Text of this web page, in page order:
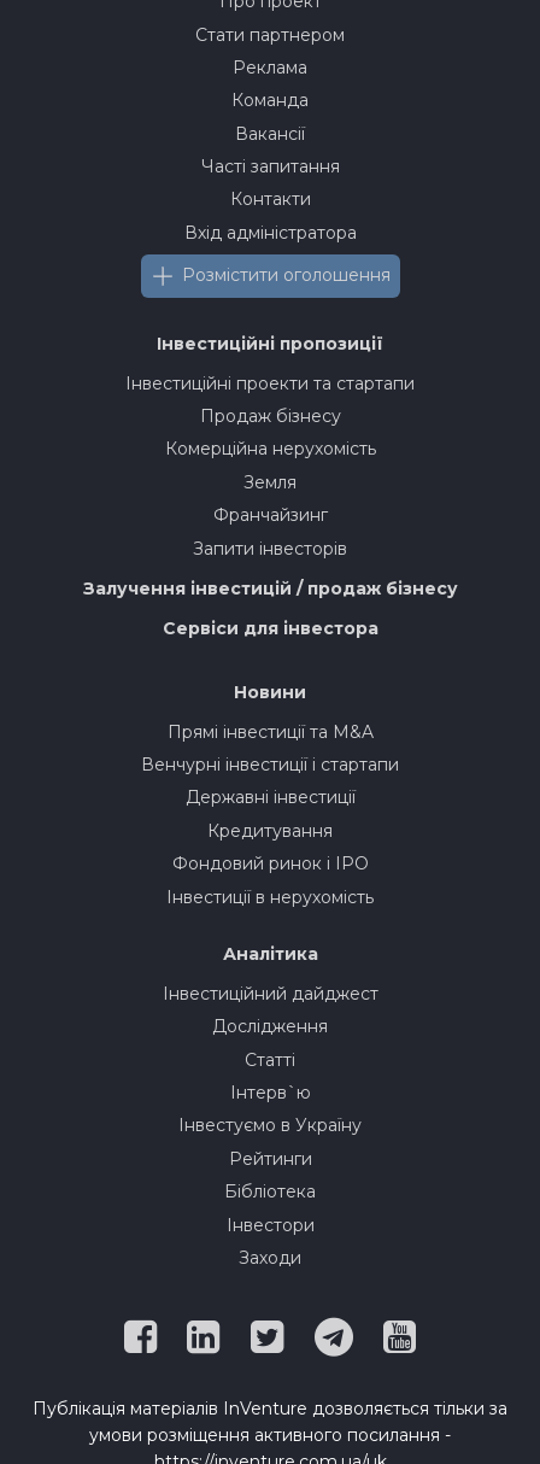
Стати партнером
Реклама
Команда
Вакансії
Часті запитання
Контакти
Вхід адміністратора
Розмістити оголошення
Інвестиційні пропозиції
Інвестиційні проекти та стартапи
Продаж бізнесу
Комерційна нерухомість
Земля
Франчайзинг
Запити інвесторів
Залучення інвестицій / продаж бізнесу
Сервіси для інвестора
Новини
Прямі інвестиції та M&A
Венчурні інвестиції і стартапи
Державні інвестиції
Кредитування
Фондовий ринок і IPO
Інвестиції в нерухомість
Аналітика
Інвестиційний дайджест
Дослідження
Статті
Інтерв`ю
Інвестуємо в Україну
Рейтинги
Бібліотека
Інвестори
Заходи
Публікація матеріалів InVenture дозволяється тільки за
умови розміщення активного посилання -